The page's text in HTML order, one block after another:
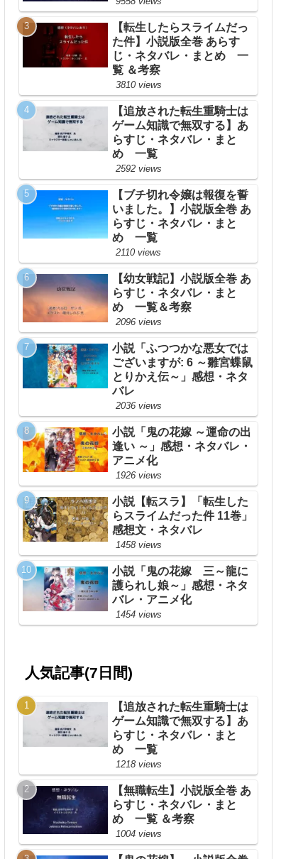
【転生したらスライムだっ
た件】小説版全巻 あらす
じ・ネタバレ・まとめ 一
覧 ＆考察
3810 views
【追放された転生重騎士は
ゲーム知識で無双する】あ
らすじ・ネタバレ・まと
め 一覧
2592 views
【ブチ切れ令嬢は報復を誓
いました。】小説版全巻 あ
らすじ・ネタバレ・まと
め 一覧
2110 views
【幼女戦記】小説版全巻 あ
らすじ・ネタバレ・まと
め 一覧＆考察
2096 views
小説「ふつつかな悪女では
ございますが: 6 ～雛宮蝶鼠
とりかえ伝～」感想・ネタ
バレ
2036 views
小説「鬼の花嫁 ～運命の出
逢い ～」感想・ネタバレ・
アニメ化
1926 views
小説【転スラ】「転生した
らスライムだった件 11巻」
感想文・ネタバレ
1458 views
小説「鬼の花嫁 三～龍に
護られし娘～」感想・ネタ
バレ・アニメ化
1454 views
人気記事(7日間)
【追放された転生重騎士は
ゲーム知識で無双する】あ
らすじ・ネタバレ・まと
め 一覧
1218 views
【無職転生】小説版全巻 あ
らすじ・ネタバレ・まと
め 一覧 ＆考察
1004 views